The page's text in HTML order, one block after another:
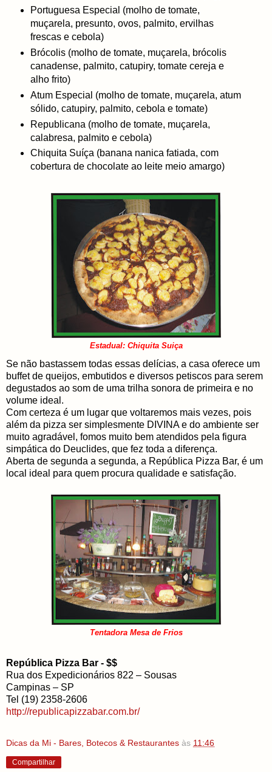
Portuguesa Especial (molho de tomate,
muçarela, presunto, ovos, palmito, ervilhas
frescas e cebola)
Brócolis (molho de tomate, muçarela, brócolis
canadense, palmito, catupiry, tomate cereja e
alho frito)
Atum Especial (molho de tomate, muçarela, atum
sólido, catupiry, palmito, cebola e tomate)
Republicana (molho de tomate, muçarela,
calabresa, palmito e cebola)
Chiquita Suíça (banana nanica fatiada, com
cobertura de chocolate ao leite meio amargo)
Estadual: Chiquita Suiça
Se não bastassem todas essas delícias, a casa oferece um
buffet de queijos, embutidos e diversos petiscos para serem
degustados ao som de uma trilha sonora de primeira e no
volume ideal.
Com certeza é um lugar que voltaremos mais vezes, pois
além da pizza ser simplesmente DIVINA e do ambiente ser
muito agradável, fomos muito bem atendidos pela figura
simpática do Deuclides, que fez toda a diferença.
Aberta de segunda a segunda, a República Pizza Bar, é um
local ideal para quem procura qualidade e satisfação.
Tentadora Mesa de Frios
República Pizza Bar - $$
Rua dos Expedicionários 822 – Sousas
Campinas – SP
Tel (19) 2358-2606
http://republicapizzabar.com.br/
Dicas da Mi - Bares, Botecos & Restaurantes às 11:46
Compartilhar